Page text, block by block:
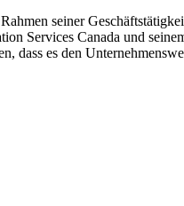
seiner
Services Canada und
es den